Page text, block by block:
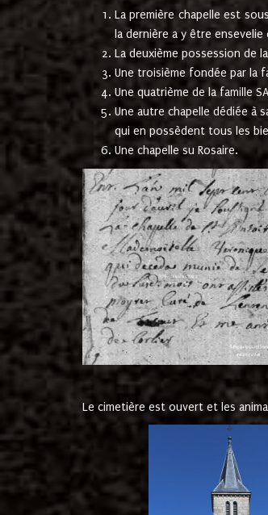
La première chapelle est
la dernière a y être ensevelie
La deuxième possession de
Une troisième fondée par la
Une quatrième de la famille
Une autre chapelle dédiée à
qui en possèdent tous les
Une chapelle su Rosaire.
Le cimetière est ouvert et les